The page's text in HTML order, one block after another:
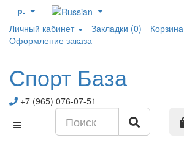
р.
Личный кабинет
Закладки (0)
Корзина
Оформление заказа
Спорт База
+7 (965) 076-07-51